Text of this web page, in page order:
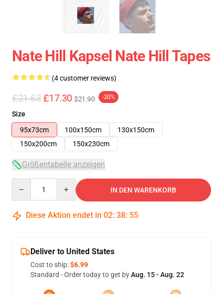
Nate Hill Kapsel Nate Hill Tapes
(4 customer reviews)
£21.63 £17.30 $21.90 -20%
Size
95x73cm
100x150cm
130x150cm
150x200cm
150x230cm
Größentabelle anzeigen
IN DEN WARENKORB
Diese Aktion endet in 02: 38: 55
Deliver to United States
Cost to ship:$6.99
Standard - Order today to get byAug. 15 - Aug. 22